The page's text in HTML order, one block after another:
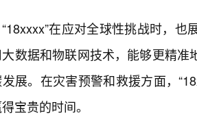
“18xxxx”在应对全球性挑战时，
数据和物联网技术，能够更精
展。在灾害预警和救援方面，
宝贵的时间。